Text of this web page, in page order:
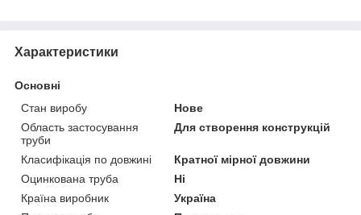
Характеристики
Основні
Стан виробу
Нове
Область застосування
труби
Для створення конструкцій
Класифікація по довжині
Кратної мірної довжини
Оцинкована труба
Ні
Країна виробник
Україна